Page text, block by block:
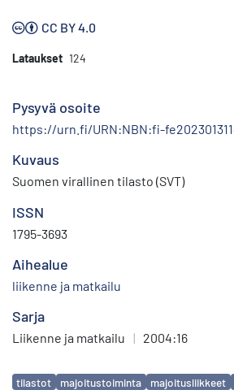
CC BY 4.0
Lataukset 124
Pysyvä osoite
https://urn.fi/URN:NBN:fi-
Kuvaus
Suomen virallinen tilasto (SVT)
ISSN
1795-3693
Aihealue
liikenne ja matkailu
Sarja
Liikenne ja matkailu | 2004:16
Avainsanat
tilastot majoitustoiminta majoitusliikkeet